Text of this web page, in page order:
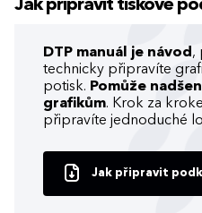
Jak připravit tiskové
DTP manuál je návod ,
technicky připravíte
potisk. Pomůže
grafikům. Krok za
připravíte jednoduché
Jak připravit